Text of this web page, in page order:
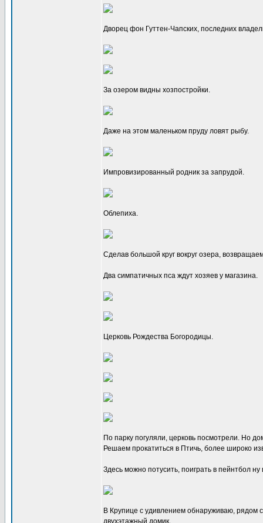
Дворец фон Гуттен-Чапских, последних
За озером видны хозпостройки.
Даже на этом маленьком пруду ловят рыбу.
Импровизированный родник за запрудой.
Облепиха.
Сделав большой круг вокруг озера,
Два симпатичных пса ждут хозяев у магазина.
Церковь Рождества Богородицы.
По парку погуляли, церковь посмотрели. Но
Решаем прокатиться в Птичь, более широко
Здесь можно потусить, поиграть в пейнтбол ну
В Крупице с удивлением обнаруживаю, рядом
двухэтажный домик.